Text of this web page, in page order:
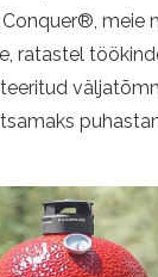
meie
ratastel